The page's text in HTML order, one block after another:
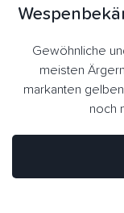
Gewöhnliche
meisten
markanten
noch